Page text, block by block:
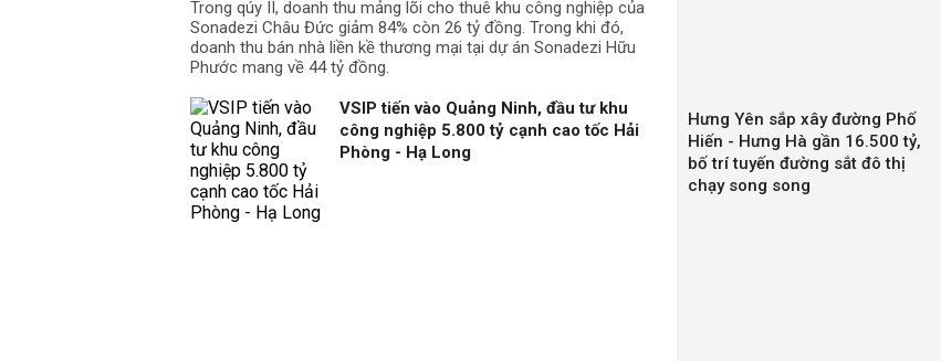
Trong qúy II, doanh thu mảng lõi cho thuê khu công nghiệp của
Sonadezi Châu Đức giảm 84% còn 26 tỷ đồng. Trong khi đó,
doanh thu bán nhà liền kề thương mại tại dự án Sonadezi Hữu
Phước mang về 44 tỷ đồng.
VSIP tiến vào Quảng Ninh, đầu tư khu
công nghiệp 5.800 tỷ cạnh cao tốc Hải
Phòng - Hạ Long
Hưng Yên sắp xây đường Phố
Hiến - Hưng Hà gần 16.500 tỷ,
bố trí tuyến đường sắt đô thị
chạy song song